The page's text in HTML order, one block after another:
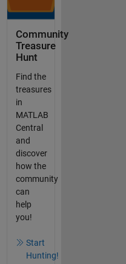
Community
Treasure
Hunt
Find the
treasures
in
MATLAB
Central
and
discover
how the
community
can
help
you!
Start
Hunting!